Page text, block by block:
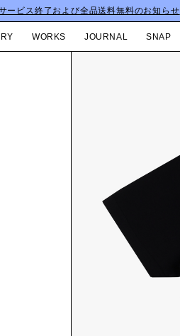
ービス終了および全品送料無料のお知らせ
WORKS JOURNAL SNAP